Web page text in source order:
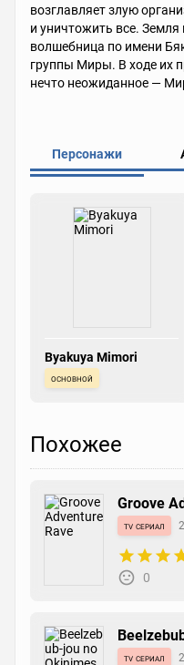
возглавляет злую
и уничтожить все. Земля
волшебница по имени
группы Миры. В ходе их
нечто неожиданное —
Персонажи
Byakuya Mimori
основной
Похожее
Groove
tv сериал
0
tv сериал